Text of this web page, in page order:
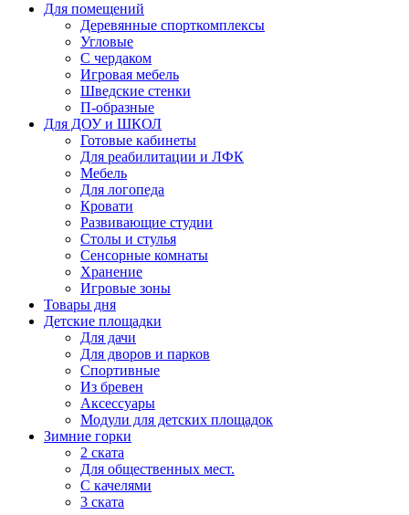
Для помещений
Деревянные спорткомплексы
Угловые
С чердаком
Игровая мебель
Шведские стенки
П-образные
Для ДОУ и ШКОЛ
Готовые кабинеты
Для реабилитации и ЛФК
Мебель
Для логопеда
Кровати
Развивающие студии
Столы и стулья
Сенсорные комнаты
Хранение
Игровые зоны
Товары дня
Детские площадки
Для дачи
Для дворов и парков
Спортивные
Из бревен
Аксессуары
Модули для детских площадок
Зимние горки
2 ската
Для общественных мест.
С качелями
3 ската